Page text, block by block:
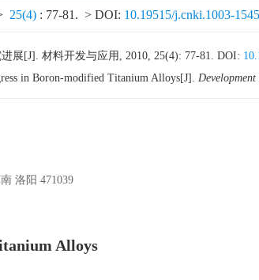
25(4) : 77-81. > DOI: 10.19515/j.cnki.1003-
展[J]. 材料开发与应用, 2010, 25(4): 77-81. DOI:
in Boron-modified Titanium Alloys[J].
洛阳 471039
Alloys